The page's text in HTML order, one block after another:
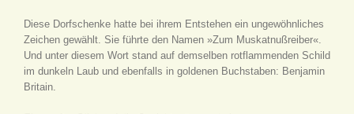
Diese Dorfschenke hatte bei ihrem Entstehen ein ungewöhnliches
Zeichen gewählt. Sie führte den Namen »Zum Muskatnußreiber«.
Und unter diesem Wort stand auf demselben rotflammenden Schild
im dunkeln Laub und ebenfalls in goldenen Buchstaben: Benjamin
Britain.